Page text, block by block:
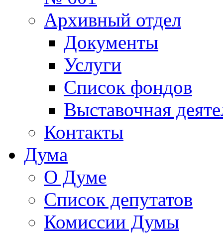
Архивный отдел
Документы
Услуги
Список фондов
Выставочная
Контакты
Дума
О Думе
Список депутатов
Комиссии Думы